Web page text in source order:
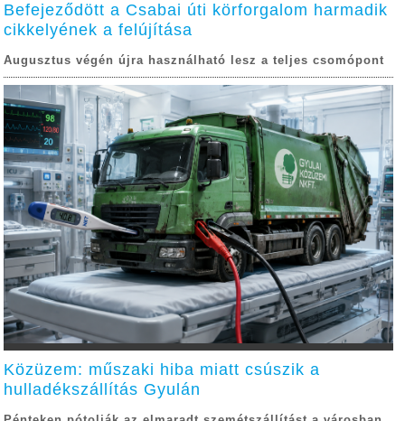
Befejeződött a Csabai úti körforgalom harmadik
cikkelyének a felújítása
Augusztus végén újra használható lesz a teljes csomópont
Közüzem: műszaki hiba miatt csúszik a
hulladékszállítás Gyulán